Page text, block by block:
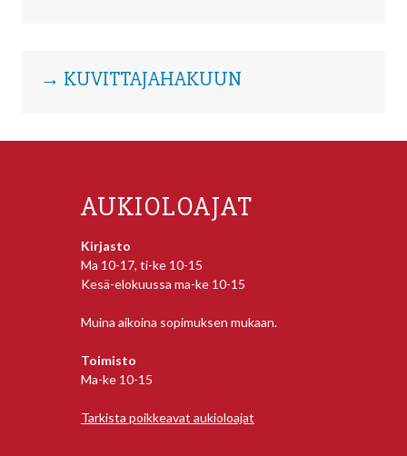
→ KUVITTAJAHAKUUN
AUKIOLOAJAT
Kirjasto
Ma 10-17, ti-ke 10-15
Kesä-elokuussa ma-ke 10-15
Muina aikoina sopimuksen mukaan.
Toimisto
Ma-ke 10-15
Tarkista poikkeavat aukioloajat